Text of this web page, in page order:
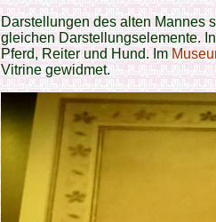
Darstellungen des alten Mannes
gleichen Darstellungselemente.
Pferd, Reiter und Hund. Im
Vitrine gewidmet.